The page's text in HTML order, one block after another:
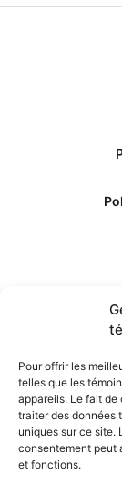
Pour offrir les
telles que les
appareils. Le fait
traiter des données
uniques sur ce site.
consentement peut
et fonctions.